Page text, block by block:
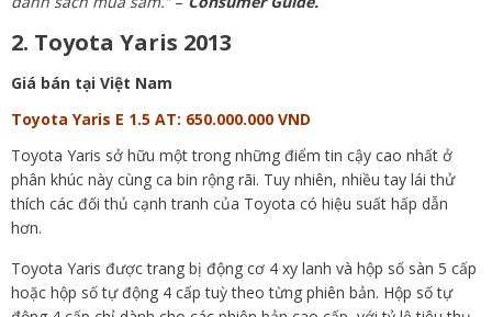
2. Toyota Yaris 2013
Giá bán tại Việt Nam
Toyota Yaris E 1.5 AT: 650.000.000 VND
Toyota Yaris sở hữu một trong những điểm tin cậy cao nhất ở
phân khúc này cùng ca bin rộng rãi. Tuy nhiên, nhiều tay lái thử
thích các đối thủ cạnh tranh của Toyota có hiệu suất hấp dẫn
hơn.
Toyota Yaris được trang bị động cơ 4 xy lanh và hộp số sàn 5 cấp
hoặc hộp số tự động 4 cấp tuỳ theo từng phiên bản. Hộp số tự